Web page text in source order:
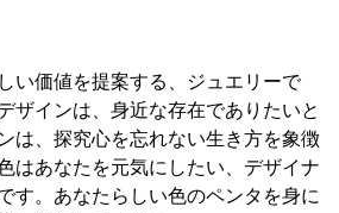
い価値を提案する、ジュエリーで
ザインは、身近な存在でありたいと
は、探究心を忘れない生き方を象徴
はあなたを元気にしたい、デザイナ
す。あなたらしい色のペンタを身に